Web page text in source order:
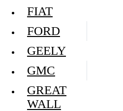
FIAT
FORD
GEELY
GMC
GREAT
WALL